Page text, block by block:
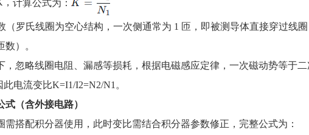
计算公式为：
（罗氏线圈为空心结构，一次侧通常为 1 匝，即被测导体直接穿过线圈
数）。
，忽略线圈电阻、漏感等损耗，根据电磁感应定律，一次磁动势等于
此电流变比K=I1/I2=N2/N1 。
（含外接电路）
需搭配积分器使用，此时变比需结合积分器参数修正，完整公式为：